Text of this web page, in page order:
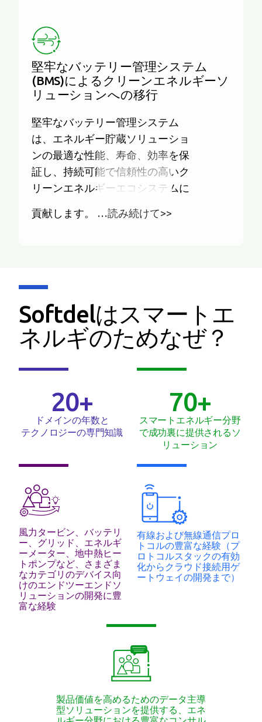
堅牢なバッテリー管理システム
(BMS)によるクリーンエネルギーソ
リューションへの移行
堅牢なバッテリー管理システム
は、エネルギー貯蔵ソリューショ
ンの最適な性能、寿命、効率を保
証し、持続可能で信頼性の高いク
リーンエネルギーエコシステムに
貢献します。 …読み続けて>>
Softdelはスマートエ
ネルギのためなぜ？
20+
ドメインの年数と
テクノロジーの専門知識
70+
スマートエネルギー分野
で成功裏に提供されるソ
リューション
風力タービン、バッテリ
ー、グリッド、エネルギ
ーメーター、地中熱ヒー
トポンプなど、さまざま
なカテゴリのデバイス向
けのエンドツーエンドソ
リューションの開発に豊
富な経験
有線および無線通信プロ
トコルの豊富な経験（プ
ロトコルスタックの有効
化からクラウド接続用ゲ
ートウェイの開発まで）
製品価値を高めるためのデータ主導
型ソリューションを提供する、エネ